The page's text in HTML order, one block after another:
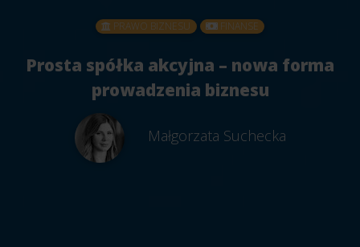
PRAWO BIZNESU FINANSE
Prosta spółka akcyjna – nowa forma
prowadzenia biznesu
Małgorzata Suchecka